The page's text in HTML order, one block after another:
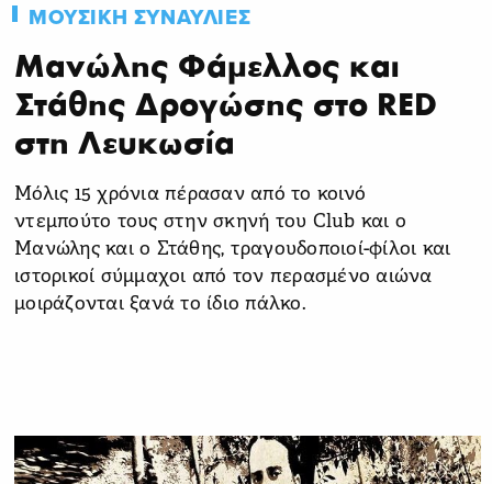
ΜΟΥΣΙΚΗ ΣΥΝΑΥΛΙΕΣ
Μανώλης Φάμελλος και
Στάθης Δρογώσης στο RED
στη Λευκωσία
Μόλις 15 χρόνια πέρασαν από το κοινό
ντεμπούτο τους στην σκηνή του Club και ο
Μανώλης και ο Στάθης, τραγουδοποιοί-φίλοι και
ιστορικοί σύμμαχοι από τον περασμένο αιώνα
μοιράζονται ξανά το ίδιο πάλκο.